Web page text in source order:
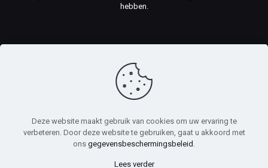
hebben.
© Ruitersport De Zwaluwenborgh. Webdesign door Computer
Support Almelo- Alle rechten voorbehouden.
Deze website maakt gebruik van cookies om uw ervaring te
verbeteren. Door deze website te gebruiken, gaat u akkoord met
ons gegevensbeschermingsbeleid .
Lees verder